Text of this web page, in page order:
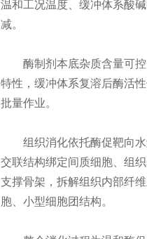
温和工况温度、缓冲体系酸
减。
酶制剂本底杂质含量可控
特性，缓冲体系复溶后酶活
批量作业。
组织消化依托酶促靶向水
交联结构绑定间质细胞、组
支撑骨架，拆解组织内部纤
胞、小型细胞团结构。